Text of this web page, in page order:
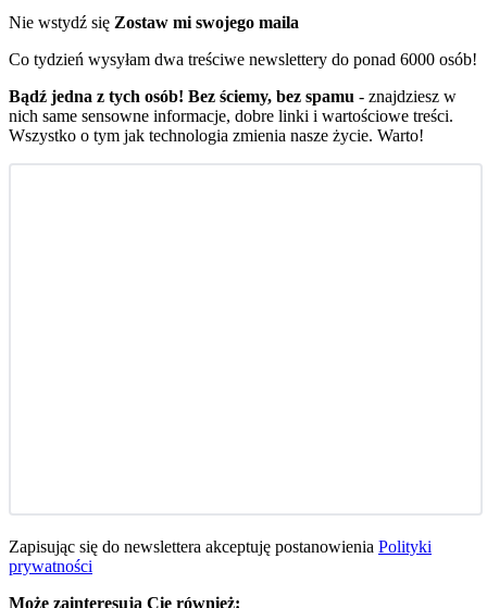
Nie wstydź się Zostaw mi swojego maila
Co tydzień wysyłam dwa treściwe newslettery do ponad 6000 osób!
Bądź jedna z tych osób! Bez ściemy, bez spamu - znajdziesz w
nich same sensowne informacje, dobre linki i wartościowe treści.
Wszystko o tym jak technologia zmienia nasze życie. Warto!
Zapisując się do newslettera akceptuję postanowienia Polityki
prywatności
Może zainteresują Cię również: